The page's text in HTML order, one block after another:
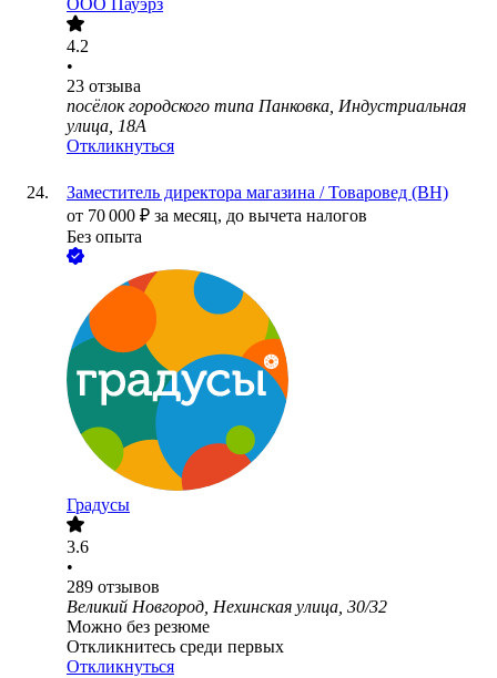
ООО Пауэрз
4.2
•
23 отзыва
посёлок городского типа Панковка, Индустриальная
улица, 18А
Откликнуться
Заместитель директора магазина / Товаровед (ВН)
от 70 000 ₽ за месяц, до вычета налогов
Без опыта
Градусы
3.6
•
289 отзывов
Великий Новгород, Нехинская улица, 30/32
Можно без резюме
Откликнитесь среди первых
Откликнуться